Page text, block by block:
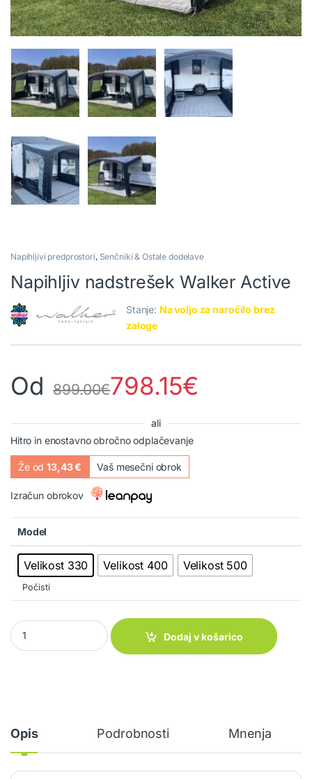
Napihljivi predprostori, Senčniki & Ostale dodelave
Napihljiv nadstrešek Walker Active
Stanje: Na voljo za naročilo brez
zaloge
Od 899.00€798.15€
ali
Hitro in enostavno obročno odplačevanje
Že od13,43 € Vaš mesečni obrok
Izračun obrokov
Model
Velikost 330 Velikost 400 Velikost 500
Počisti
Napihljiv nadstrešek Walker Active quantity
Dodaj v košarico
Opis Podrobnosti Mnenja